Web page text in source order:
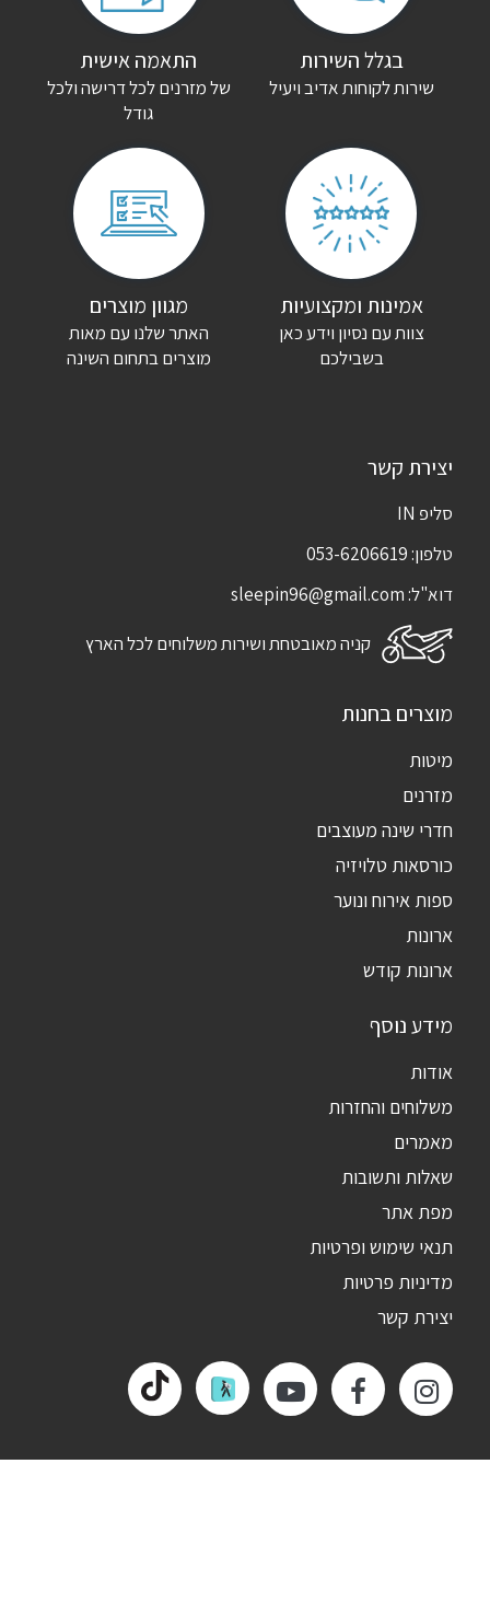
האימייל לא יוצג באתר.
שדות החובה מסומנים
שמור בדפדפן זה את השם, האימייל והאתר שלי לפעם הבאה שאגיב.
בגלל השירות
שירות לקוחות אדיב ויעיל
התאמה אישית
של מזרנים לכל דרישה ולכל
גודל
אמינות ומקצועיות
צוות עם נסיון וידע כאן
בשבילכם
מגוון מוצרים
האתר שלנו עם מאות
מוצרים בתחום השינה
יצירת קשר
סליפ IN
טלפון:053-6206619
דוא"ל:sleepin96@gmail.com
קניה מאובטחת ושירות משלוחים לכל הארץ
מוצרים בחנות
מיטות
מזרנים
חדרי שינה מעוצבים
כורסאות טלויזיה
ספות אירוח ונוער
ארונות
ארונות קודש
מידע נוסף
אודות
משלוחים והחזרות
מאמרים
שאלות ותשובות
מפת אתר
תנאי שימוש ופרטיות
מדיניות פרטיות
יצירת קשר